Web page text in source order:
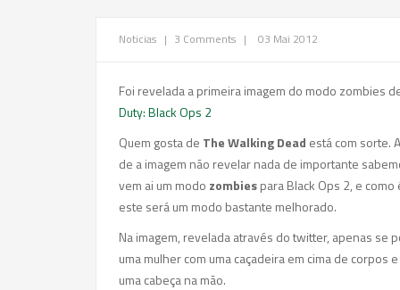
Noticias | 3 Comments | 03 Mai 2012
Foi revelada a primeira imagem do modo zombies
Duty: Black Ops 2
Quem gosta de The Walking Dead está com sorte.
de a imagem não revelar nada de importante
vem ai um modo zombiespara Black Ops 2, e como
este será um modo bastante melhorado.
Na imagem, revelada através do twitter, apenas se
uma mulher com uma caçadeira em cima de corpos
uma cabeça na mão.